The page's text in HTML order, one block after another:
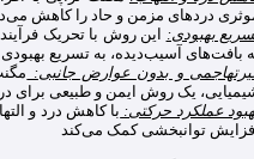
دردهای مزمن و حاد را کاهش
بهبودی: این روش با تحریک
بافت‌های آسیب‌دیده، به تسریع
و بدون عوارض جانبی:
یک روش ایمن و طبیعی برای
عملکرد حرکتی: با کاهش درد و
توانبخشی کمک می‌کند